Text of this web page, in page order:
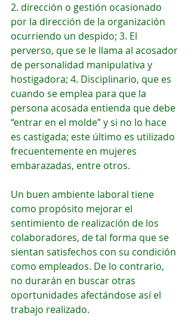
2. dirección o gestión ocasionado
por la dirección de la organización
ocurriendo un despido; 3. El
perverso, que se le llama al acosador
de personalidad manipulativa y
hostigadora; 4. Disciplinario, que es
cuando se emplea para que la
persona acosada entienda que debe
“entrar en el molde” y si no lo hace
es castigada; este último es utilizado
frecuentemente en mujeres
embarazadas, entre otros.
Un buen ambiente laboral tiene
como propósito mejorar el
sentimiento de realización de los
colaboradores, de tal forma que se
sientan satisfechos con su condición
como empleados. De lo contrario,
no durarán en buscar otras
oportunidades afectándose así el
trabajo realizado.